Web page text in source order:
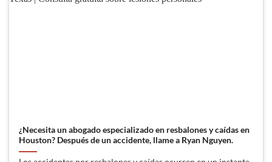
¿Necesita un abogado especializado en resbalones y caídas en
Houston? Después de un accidente, llame a Ryan Nguyen.